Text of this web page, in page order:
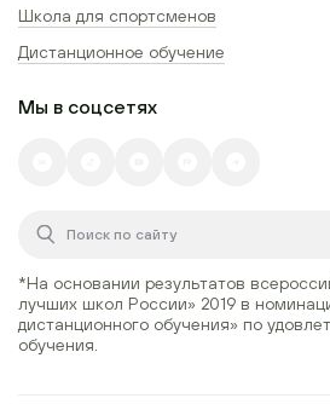
Школа для спортсменов
Дистанционное обучение
Мы в соцсетях
*На основании результатов
лучших школ России» 2019 в
дистанционного обучения» по
обучения.